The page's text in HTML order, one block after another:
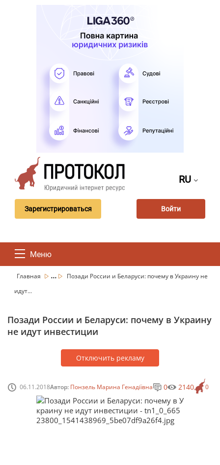
RU
Зарегистрироваться Войти
Меню
Главная ...
Позади России и Беларуси: почему в Украину не
идут...
Позади России и Беларуси: почему в Украину
не идут инвестиции
Отключить рекламу
06.11.2018Автор: Понзель Марина Генадіївна 0
0 2140